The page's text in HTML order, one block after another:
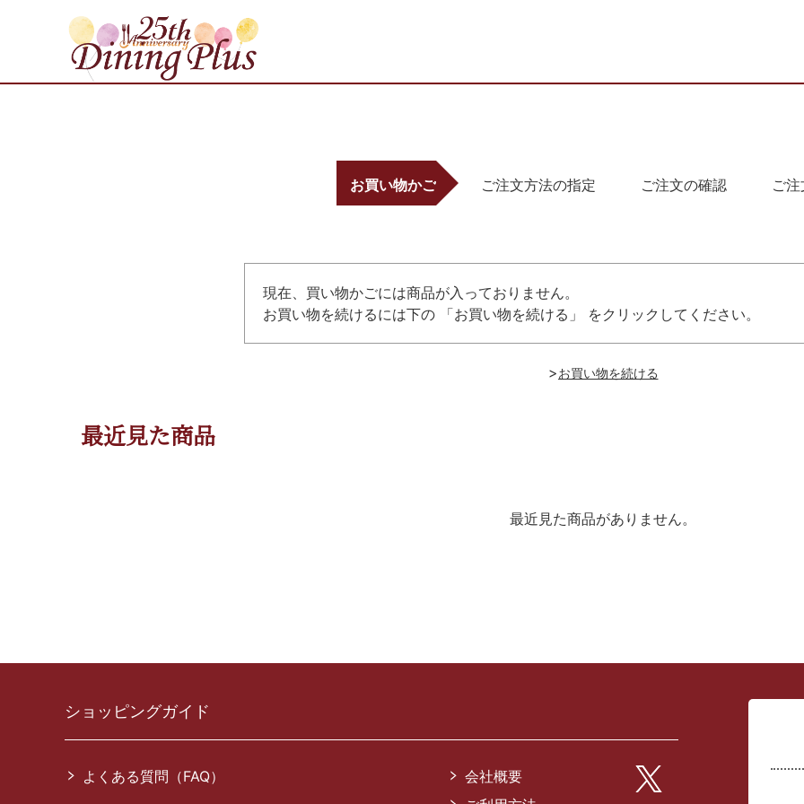
お買い物かご ご注文方法の指定 ご注文の確認 ご
現在、買い物かごには商品が入っておりません。
お買い物を続けるには下の 「お買い物を続ける」 をクリックしてください。
>
最近見た商品
最近見た商品がありません。
ショッピングガイド
よくある質問（FAQ）
会社概要